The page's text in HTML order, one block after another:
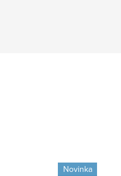
Novinka